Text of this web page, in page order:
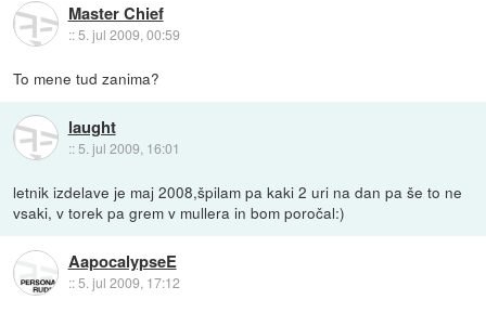
Master Chief
::5. jul 2009, 00:59
To mene tud zanima?
laught
:: 5. jul 2009, 16:01
letnik izdelave je maj 2008,špilam pa kaki 2 uri na dan pa še to ne
vsaki, v torek pa grem v mullera in bom poročal:)
AapocalypseE
::5. jul 2009, 17:12